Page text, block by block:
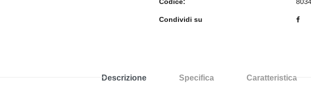
Condividi su
Descrizione Specifica Caratteristica